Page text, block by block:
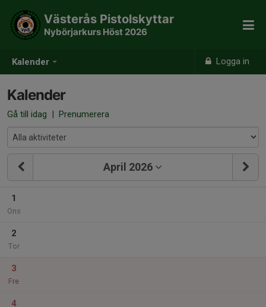
Kalender Logga in
Västerås Pistolskyttar
Nybörjarkurs Höst 2026
Kalender
Gå till idag | Prenumerera
April 2026
1
Ons
2
Tor
3
Fre
4